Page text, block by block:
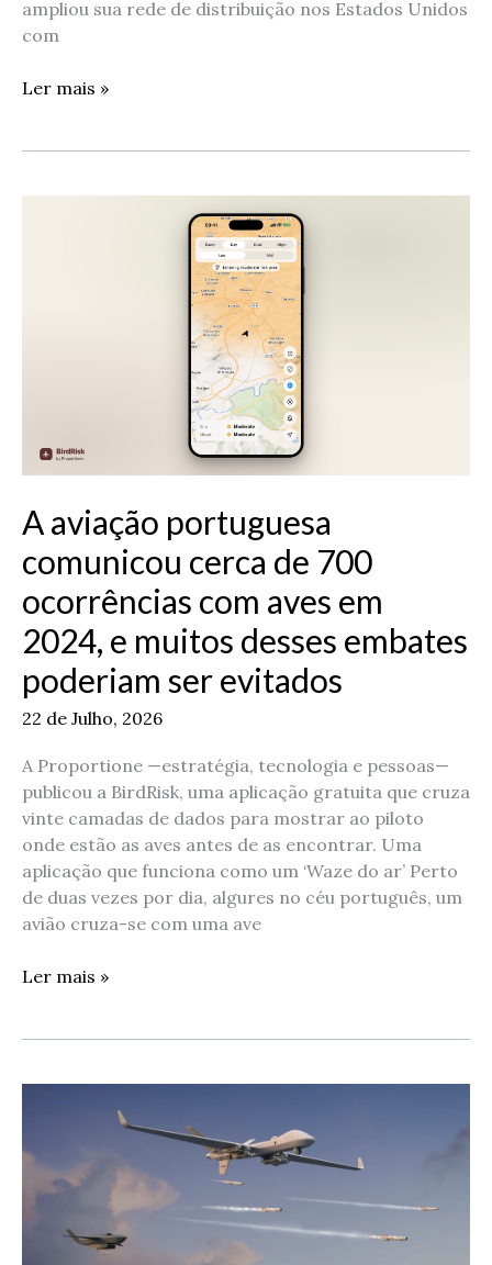
ampliou sua rede de distribuição nos Estados Unidos
com
Ler mais »
A aviação portuguesa
comunicou cerca de 700
ocorrências com aves em
2024, e muitos desses embates
poderiam ser evitados
22 de Julho, 2026
A Proportione —estratégia, tecnologia e pessoas—
publicou a BirdRisk, uma aplicação gratuita que cruza
vinte camadas de dados para mostrar ao piloto
onde estão as aves antes de as encontrar. Uma
aplicação que funciona como um ‘Waze do ar’ Perto
de duas vezes por dia, algures no céu português, um
avião cruza-se com uma ave
aves
em
e
desses
embates
poderiam
ser
evitados
Ler mais »
e
MBDA
comprometem